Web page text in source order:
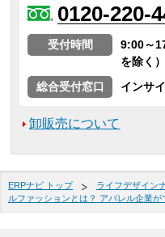
0120-220-
受付時間
9:00～
を除く）
総合受付窓口
インサ
卸販売について
ERPナビ トップ ライフデザイン
ルファッションとは？ アパレル企業